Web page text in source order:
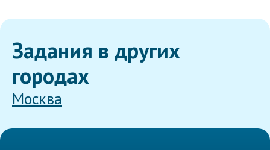
Задания в других
городах
Москва